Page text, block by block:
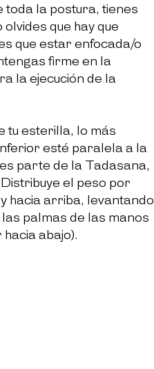
toda la postura, tienes
que hay que
que estar enfocada/o
firme en la
la ejecución de la
tu esterilla, lo más
esté paralela a la
parte de la Tadasana,
el peso por
hacia arriba, levantando
palmas de las manos
abajo).